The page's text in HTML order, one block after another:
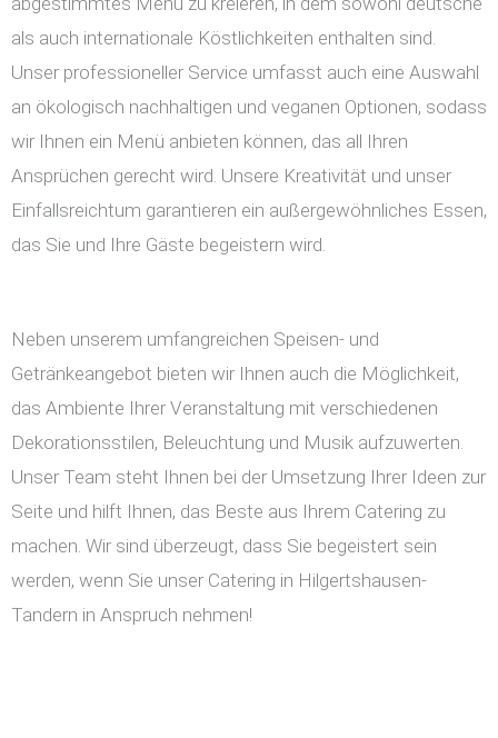
als auch internationale Köstlichkeiten enthalten sind.
Unser professioneller Service umfasst auch eine Auswahl
an ökologisch nachhaltigen und veganen Optionen, sodass
wir Ihnen ein Menü anbieten können, das all Ihren
Ansprüchen gerecht wird. Unsere Kreativität und unser
Einfallsreichtum garantieren ein außergewöhnliches Essen,
das Sie und Ihre Gäste begeistern wird.
Neben unserem umfangreichen Speisen- und
Getränkeangebot bieten wir Ihnen auch die Möglichkeit,
das Ambiente Ihrer Veranstaltung mit verschiedenen
Dekorationsstilen, Beleuchtung und Musik aufzuwerten.
Unser Team steht Ihnen bei der Umsetzung Ihrer Ideen zur
Seite und hilft Ihnen, das Beste aus Ihrem Catering zu
machen. Wir sind überzeugt, dass Sie begeistert sein
werden, wenn Sie unser Catering in Hilgertshausen-
Tandern in Anspruch nehmen!